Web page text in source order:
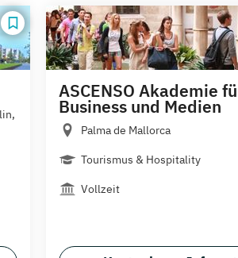
ASCENSO Akademie
Business und Medien
Palma de Mallorca
Tourismus & Hospitality
Vollzeit